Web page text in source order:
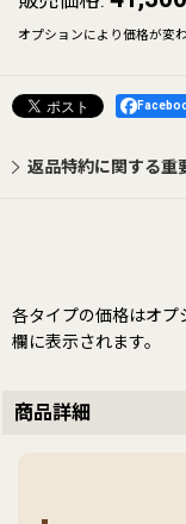
オプションにより価格が変
返品特約に関する重
各タイプの価格はオプ
欄に表示されます。
商品詳細